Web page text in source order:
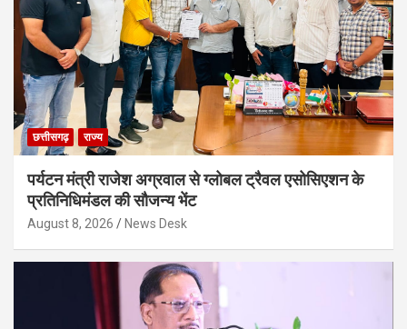
छत्तीसगढ़ राज्य
पर्यटन मंत्री राजेश अग्रवाल से ग्लोबल ट्रैवल एसोसिएशन के
प्रतिनिधिमंडल की सौजन्य भेंट
August 8, 2026 News Desk